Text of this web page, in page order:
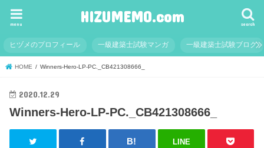
HIZUMEMO.com search
menu
ヒヅメのプロフィール 一級建築士試験マンガ 一級建築士試験ブログ
HOME Winners-Hero-LP-PC._CB421308666_
2020.12.29
Winners-Hero-LP-PC._CB421308666_
LINE